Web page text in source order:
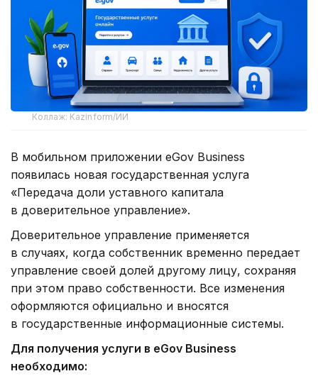
Коллаж: Kazinform/ИИ
В мобильном приложении eGov Business
появилась новая государственная услуга
«Передача доли уставного капитала
в доверительное управление».
Доверительное управление применяется
в случаях, когда собственник временно передает
управление своей долей другому лицу, сохраняя
при этом право собственности. Все изменения
оформляются официально и вносятся
в государственные информационные системы.
Для получения услуги в eGov Business
необходимо: